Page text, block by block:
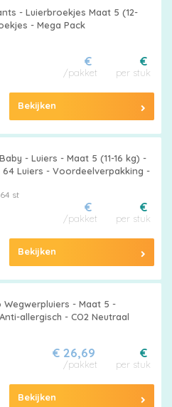
- Luierbroekjes Maat 5 (12-
- Mega Pack
€
per stuk
€
/pakket
Bekijken
- Luiers - Maat 5 (11-16 kg) -
64 Luiers - Voordeelverpakking -
64 st
€
per stuk
€
/pakket
Bekijken
Wegwerpluiers - Maat 5 -
allergisch - CO2 Neutraal
€
per stuk
€ 26,69
/pakket
Bekijken